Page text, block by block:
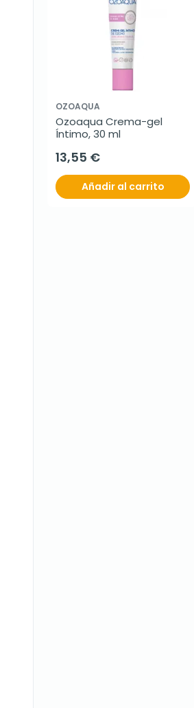
OZOAQUA
Ozoaqua Crema-gel
Íntimo, 30 ml
13,55 €
Añadir al carrito